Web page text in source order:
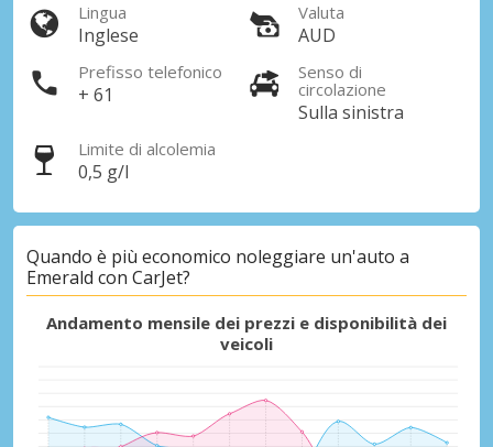
Sconti speciali
Accedi alle offerte esclusive dei nostri
Accedi con eLink
Lingua
Inglese
Valuta
AUD
Prefisso telefonico
+ 61
Senso di
circolazione
Sulla sinistra
Limite di alcolemia
0,5 g/l
Quando è più economico noleggiare un'auto a
Emerald con CarJet?
Andamento mensile dei prezzi e disponibilità dei
veicoli